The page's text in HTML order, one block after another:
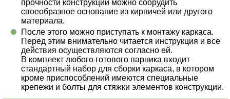
прочности конструкции можно соорудить
своеобразное основание из кирпичей или другого
материала.
После этого можно приступать к монтажу каркаса.
Перед этим внимательно читается инструкция и все
действия осуществляются согласно ей.
В комплект любого готового парника входит
стандартный набор для сборки каркаса, в котором
кроме приспособлений имеются специальные
крепежи и болты для стяжки элементов конструкции.